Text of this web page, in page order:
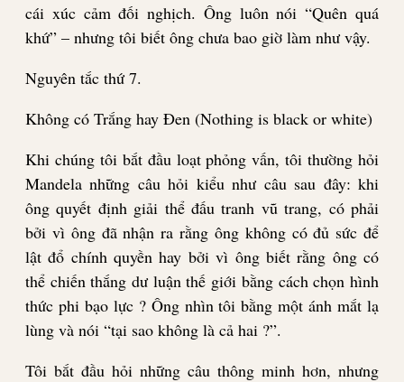
cái xúc cảm đối nghịch. Ông luôn nói “Quên quá
khứ” – nhưng tôi biết ông chưa bao giờ làm như vậy.
Nguyên tắc thứ7.
Không có Trắng hay Đen (Nothing is black or white)
Khi chúng tôi bắt đầu loạt phỏng vấn, tôi thường hỏi
Mandela những câu hỏi kiểu như câu sau đây: khi
ông quyết định giải thể đấu tranh vũ trang, có phải
bởi vì ông đã nhận ra rằng ông không có đủ sức để
lật đổ chính quyền hay bởi vì ông biết rằng ông có
thể chiến thắng dư luận thế giới bằng cách chọn hình
thức phi bạo lực ? Ông nhìn tôi bằng một ánh mắt lạ
lùng và nói “tại sao không là cả hai ?”.
Tôi bắt đầu hỏi những câu thông minh hơn, nhưng